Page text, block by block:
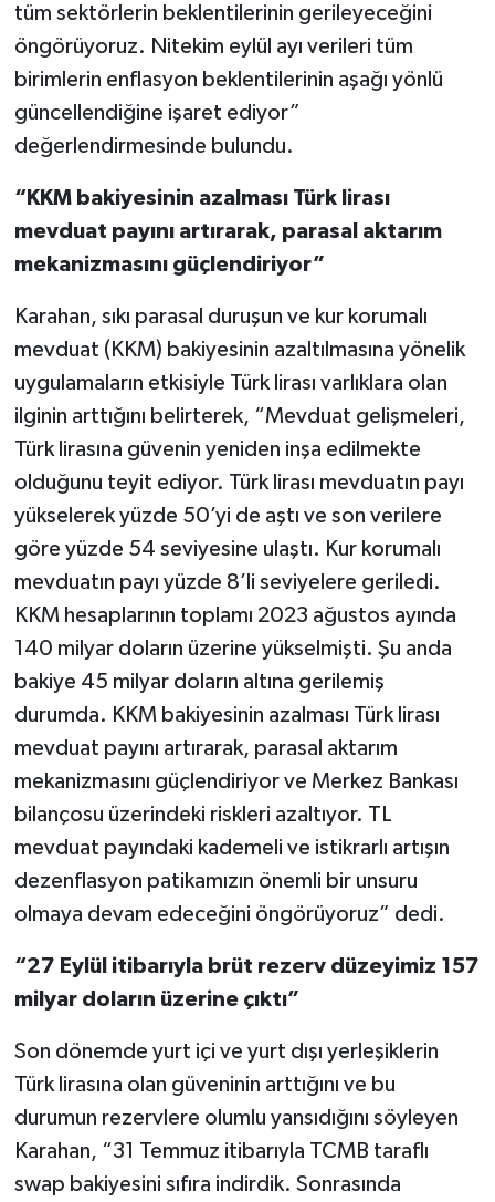
tüm sektörlerin beklentilerinin gerileyeceğini
öngörüyoruz. Nitekim eylül ayı verileri tüm
birimlerin enflasyon beklentilerinin aşağı yönlü
güncellendiğine işaret ediyor”
değerlendirmesinde bulundu.
“KKM bakiyesinin azalması Türk lirası
mevduat payını artırarak, parasal aktarım
mekanizmasını güçlendiriyor”
Karahan, sıkı parasal duruşun ve kur korumalı
mevduat (KKM) bakiyesinin azaltılmasına yönelik
uygulamaların etkisiyle Türk lirası varlıklara olan
ilginin arttığını belirterek, “Mevduat gelişmeleri,
Türk lirasına güvenin yeniden inşa edilmekte
olduğunu teyit ediyor. Türk lirası mevduatın payı
yükselerek yüzde 50’yi de aştı ve son verilere
göre yüzde 54 seviyesine ulaştı. Kur korumalı
mevduatın payı yüzde 8’li seviyelere geriledi.
KKM hesaplarının toplamı 2023 ağustos ayında
140 milyar doların üzerine yükselmişti. Şu anda
bakiye 45 milyar doların altına gerilemiş
durumda. KKM bakiyesinin azalması Türk lirası
mevduat payını artırarak, parasal aktarım
mekanizmasını güçlendiriyor ve Merkez Bankası
bilançosu üzerindeki riskleri azaltıyor. TL
mevduat payındaki kademeli ve istikrarlı artışın
dezenflasyon patikamızın önemli bir unsuru
olmaya devam edeceğini öngörüyoruz” dedi.
“27 Eylül itibarıyla brüt rezerv düzeyimiz 157
milyar doların üzerine çıktı”
Son dönemde yurt içi ve yurt dışı yerleşiklerin
Türk lirasına olan güveninin arttığını ve bu
durumun rezervlere olumlu yansıdığını söyleyen
Karahan, “31 Temmuz itibarıyla TCMB taraflı
swap bakiyesini sıfıra indirdik. Sonrasında